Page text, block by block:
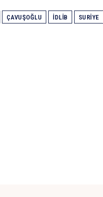
ÇAVUŞOĞLU İDLIB SURIYE